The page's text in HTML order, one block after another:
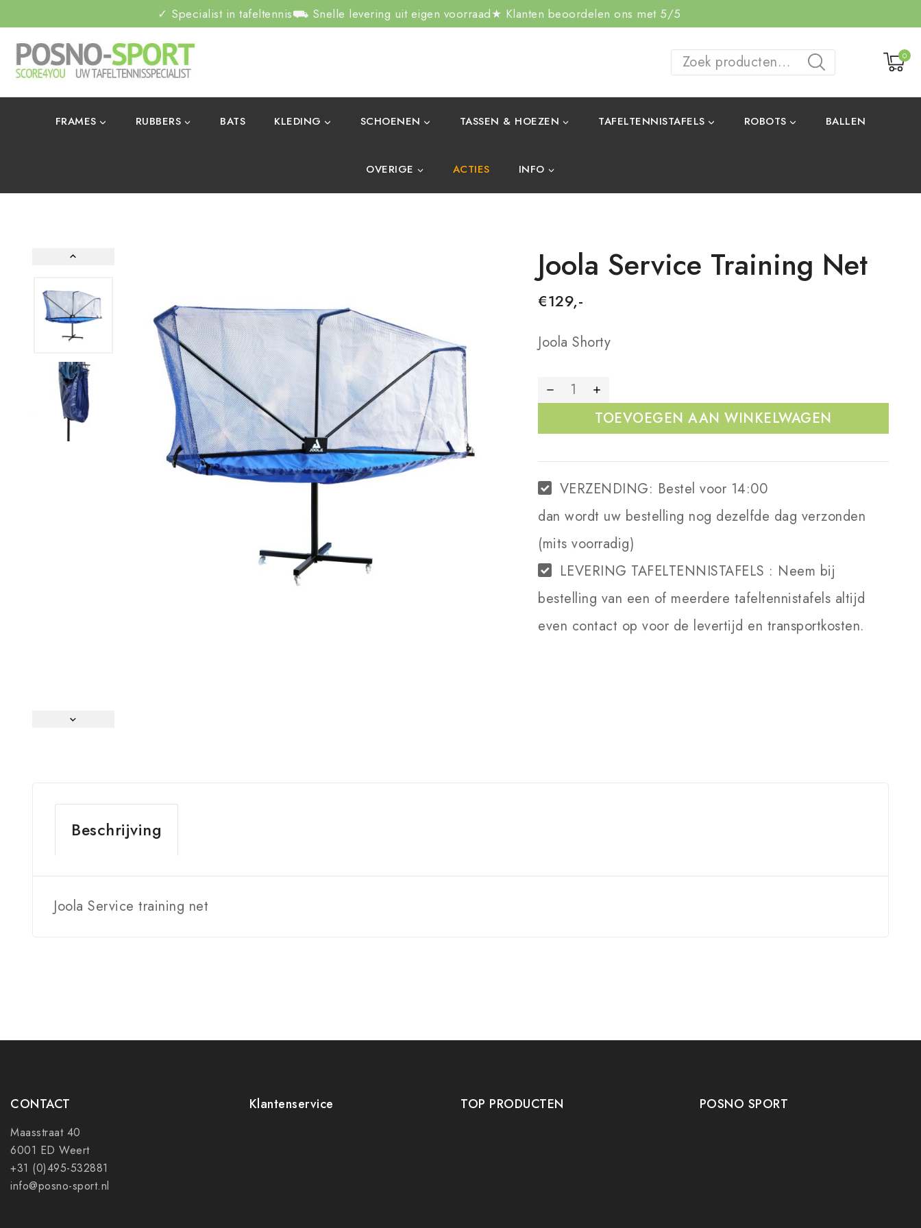
✓ Specialist in tafeltennis⛟ Snelle levering uit eigen voorraad★ Klanten beoordelen ons met 5/5
ZOEKEN
0
FRAMES RUBBERS BATS KLEDING SCHOENEN TASSEN & HOEZEN TAFELTENNISTAFELS ROBOTS BALLEN
OVERIGE ACTIES INFO
Joola Service Training Net
€129,-
Joola Shorty
TOEVOEGEN AAN WINKELWAGEN
VERZENDING: Bestel voor 14:00
dan wordt uw bestelling nog dezelfde dag verzonden
(mits voorradig)
LEVERING TAFELTENNISTAFELS : Neem bij
bestelling van een of meerdere tafeltennistafels altijd
even contact op voor de levertijd en transportkosten.
Beschrijving
Joola Service training net
CONTACT
Maasstraat 40
6001 ED Weert
+31 (0)495-532881
info@posno-sport.nl
Klantenservice TOP PRODUCTEN POSNO SPORT